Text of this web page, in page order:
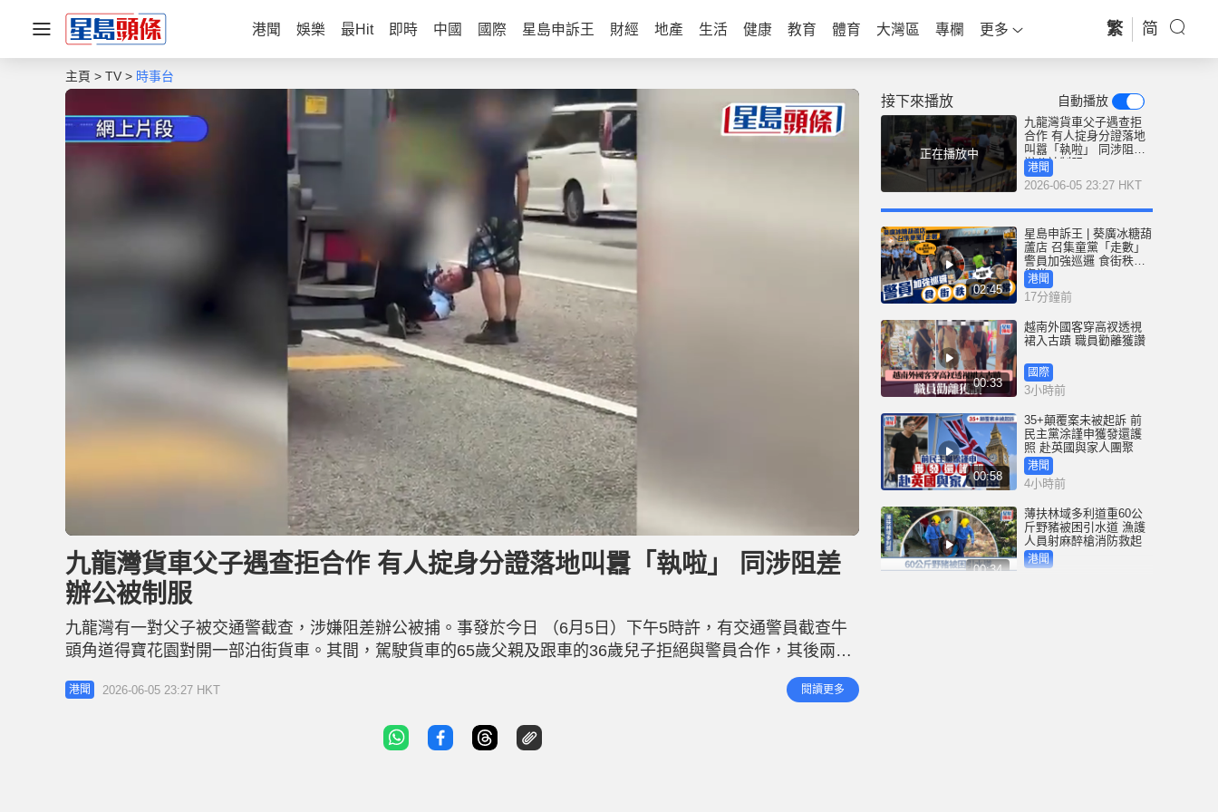
港聞 娛樂 最Hit 即時 中國 國際 星島申訴王 財經 地產 生活 健康 教育 體育 大灣區 專欄 更多 繁 简
主頁 TV 時事台
n
u
t
e
o
d
e
6
%
九龍灣貨車父子遇查拒合作 有人掟身分證落地叫囂「執啦」 同涉阻差
辦公被制服
九龍灣有一對父子被交通警截查，涉嫌阻差辦公被捕。事發於今日 （6月5日）下午5時許，有交通警員截查牛
頭角道得寶花園對開一部泊街貨車。其間，駕駛貨車的65歲父親及跟車的36歲兒子拒絕與警員合作，其後兩父
子被警員制服，最終涉「阻礙警務人員執行職務」被捕。事件中兩名警員擦傷，送院治理。 網上流傳兩段事發
片段，可見現場為牛頭角道及觀塘道交界，交通繁忙。第一則片段可見，警員將其中一名疑犯按在馬路上制
港聞 2026-06-05 23:27 HKT 閱讀更多
接下來播放 自動播放
正在播放中
九龍灣貨車父子遇查拒
合作 有人掟身分證落地
叫囂「執啦」 同涉阻差
辦公被制服
港聞
2026-06-05 23:27 HKT
02:45
星島申訴王 | 葵廣冰糖葫
蘆店 召集童黨「走數」
警員加強巡邏 食街秩序
復常
港聞
17分鐘前
00:33
越南外國客穿高衩透視
裙入古蹟 職員勸離獲讚
國際
3小時前
00:58
35+顛覆案未被起訴 前
民主黨涂謹申獲發還護
照 赴英國與家人團聚
港聞
4小時前
00:34
薄扶林域多利道重60公
斤野豬被困引水道 漁護
人員射麻醉槍消防救起
港聞